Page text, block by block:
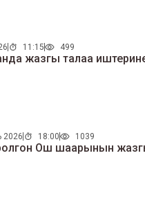
11:15 499
жазгы талаа
2026 18:00 1039
Ош шаарынын